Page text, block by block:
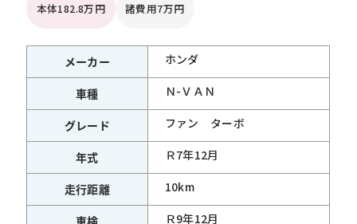
本体182.8万円 諸費用7万円
メーカー ホンダ
車種 Ｎ-ＶＡＮ
グレード ファン ターボ
年式 Ｒ7年12月
走行距離 10km
Ｒ9年12月